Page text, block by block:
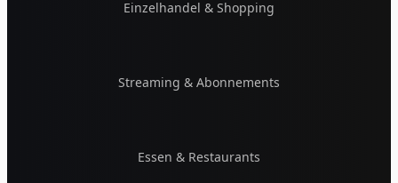
Einzelhandel & Shopping
Streaming & Abonnements
Essen & Restaurants